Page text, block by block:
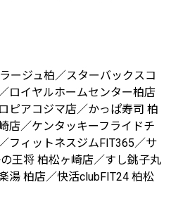
ージュ柏／スターバックスコ
ロイヤルホームセンター柏店
ピアコジマ店／かっぱ寿司 柏
店／ケンタッキーフライドチ
フィットネスジムFIT365／サ
王将 柏松ヶ崎店／すし銚子丸
湯 柏店／快活clubFIT24 柏松